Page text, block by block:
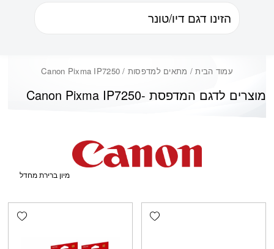
עמוד הבית/ מתאים למדפסות / Canon Pixma IP7250
Canon Pixma IP7250מוצרים לדגם המדפסת -
Add wishlist